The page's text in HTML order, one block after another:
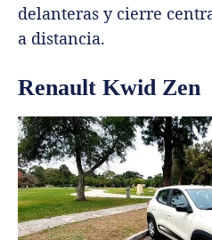
delanteras y cierre
a distancia.
Renault Kwid Zen